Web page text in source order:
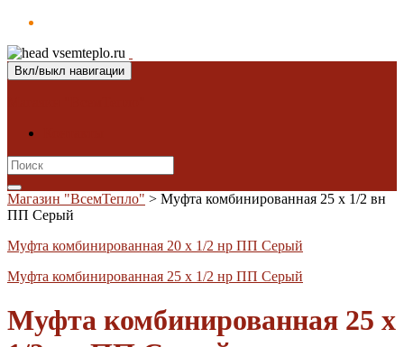
Вкл/выкл навигации
Search
for:
Магазин "ВсемТепло" > Муфта комбинированная 25 х 1/2 вн
ПП Серый
Муфта комбинированная 20 х 1/2 нр ПП Серый
Муфта комбинированная 25 х 1/2 нр ПП Серый
Муфта комбинированная 25 х